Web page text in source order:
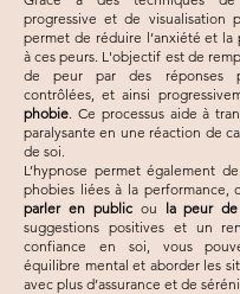
progressive et de visualisation
permet de réduire l’anxiété et la
à ces peurs. L'objectif est de
de peur par des réponses
contrôlées, et ainsi
phobie. Ce processus aide à
paralysante en une réaction de
de soi.
L’hypnose permet également
phobies liées à la performance,
parler en publicou la peur
suggestions positives et un
confiance en soi, vous
équilibre mental et aborder les
avec plus d’assurance et de